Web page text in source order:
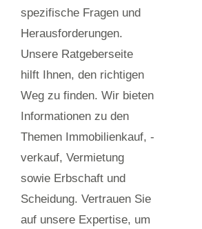
spezifische Fragen und
Herausforderungen.
Unsere Ratgeberseite
hilft Ihnen, den richtigen
Weg zu finden. Wir bieten
Informationen zu den
Themen Immobilienkauf, -
verkauf, Vermietung
sowie Erbschaft und
Scheidung. Vertrauen Sie
auf unsere Expertise, um